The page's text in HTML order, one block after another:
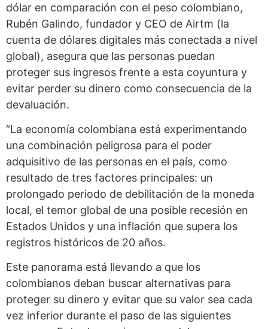
dólar en comparación con el peso colombiano,
Rubén Galindo, fundador y CEO de Airtm (la
cuenta de dólares digitales más conectada a nivel
global), asegura que las personas puedan
proteger sus ingresos frente a esta coyuntura y
evitar perder su dinero como consecuencia de la
devaluación.
“La economía colombiana está experimentando
una combinación peligrosa para el poder
adquisitivo de las personas en el país, como
resultado de tres factores principales: un
prolongado periodo de debilitación de la moneda
local, el temor global de una posible recesión en
Estados Unidos y una inflación que supera los
registros históricos de 20 años.
Este panorama está llevando a que los
colombianos deban buscar alternativas para
proteger su dinero y evitar que su valor sea cada
vez inferior durante el paso de las siguientes